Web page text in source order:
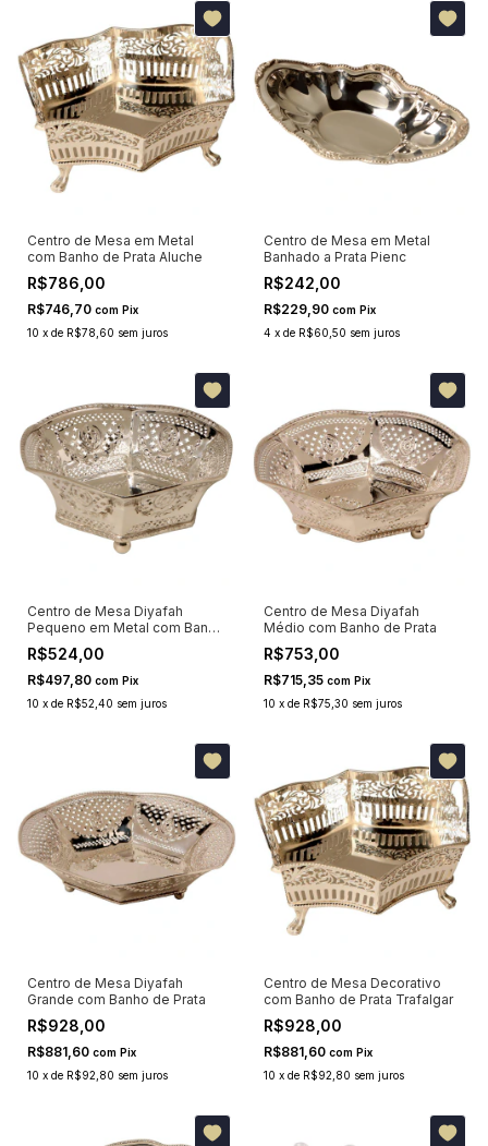
Centro de Mesa em Metal
com Banho de Prata Aluche
R$786,00
R$746,70 com Pix
10 x de R$78,60 sem juros
Centro de Mesa em Metal
Banhado a Prata Pienc
R$242,00
R$229,90 com Pix
4 x de R$60,50 sem juros
Centro de Mesa Diyafah
Pequeno em Metal com Banho
de Prata
R$524,00
R$497,80 com Pix
10 x de R$52,40 sem juros
Centro de Mesa Diyafah
Médio com Banho de Prata
R$753,00
R$715,35 com Pix
10 x de R$75,30 sem juros
Centro de Mesa Diyafah
Grande com Banho de Prata
R$928,00
R$881,60 com Pix
10 x de R$92,80 sem juros
Centro de Mesa Decorativo
com Banho de Prata Trafalgar
R$928,00
R$881,60 com Pix
10 x de R$92,80 sem juros